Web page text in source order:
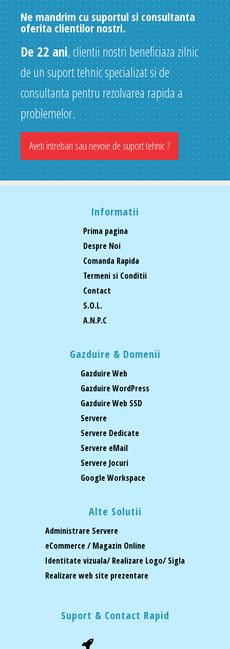
Ne mandrim cu suportul si consultanta
oferita clientilor nostri.
De 22 ani, clientii nostri beneficiaza zilnic
de un suport tehnic specializat si de
consultanta pentru rezolvarea rapida a
problemelor.
Aveti intrebari sau nevoie de suport tehnic ?
Informatii
Prima pagina
Despre Noi
Comanda Rapida
Termeni si Conditii
Contact
S.O.L.
A.N.P.C
Gazduire & Domenii
Gazduire Web
Gazduire WordPress
Gazduire Web SSD
Servere
Servere Dedicate
Servere eMail
Servere Jocuri
Google Workspace
Alte Solutii
Administrare Servere
eCommerce / Magazin Online
Identitate vizuala/ Realizare Logo/ Sigla
Realizare web site prezentare
Suport & Contact Rapid